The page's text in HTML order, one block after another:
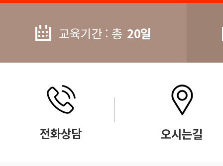
교육기간 : 총 20일